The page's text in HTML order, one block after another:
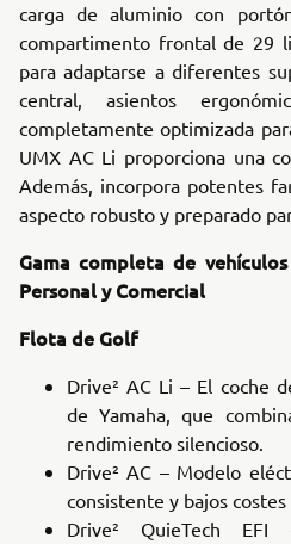
carga de aluminio con
compartimento frontal de 29
para adaptarse a diferentes
central, asientos
completamente optimizada
UMX AC Li proporciona una
Además, incorpora potentes
aspecto robusto y preparado
Gama completa de
Personal y Comercial
Flota de Golf
Drive² AC Li – El coche
de Yamaha, que
rendimiento silencioso.
Drive² AC – Modelo
consistente y bajos
Drive² QuieTech